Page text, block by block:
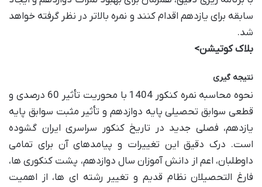
سابقه برای یازدهم اقدام کنند و نمره بالاتر در نظر گرفته خواهد
شد.
بلاک کوتیشن>
نتیجه گیری
نحوه محاسبه نمره کنکور 1404 با محوریت تأثیر 60 درصدی و
قطعی سوابق تحصیلی پایه دوازدهم و تأثیر مثبت سوابق پایه
یازدهم، فصلی جدید در تاریخ کنکور سراسری ایران گشوده
است. درک دقیق این تغییرات و پیامدهای آن برای تمامی
داوطلبان، اعم از دانش آموزان سال دوازدهم، پشت کنکوری ها،
فارغ التحصیلان نظام قدیم و تغییر رشته ای ها، از اهمیت